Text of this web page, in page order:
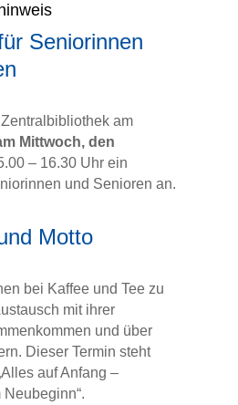
Seniorinnen
am
Mittwoch, den
– 16.30 Uhr ein
und Senioren an.
Motto
bei Kaffee und Tee zu
mit ihrer
und über
Dieser Termin steht
auf Anfang –